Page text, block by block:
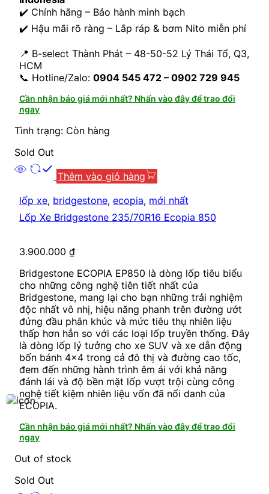
✔️ Chính hãng – Bảo hành minh bạch
✔️ Hậu mãi rõ ràng – Lắp ráp & bơm Nito miễn phí
📍 B-select Thành Phát – 48-50-52 Lý Thái Tổ, Q3,
HCM
📞 Hotline/Zalo: 0904 545 472 – 0902 729 945
Cần nhận báo giá mới nhất? Nhấn vào đây để trao đổi
ngay
Tình trạng: Còn hàng
Sold Out
Thêm vào giỏ hàng
lốp xe, bridgestone, ecopia, mới nhất
Lốp Xe Bridgestone 235/70R16 Ecopia 850
3.900.000 ₫
Bridgestone ECOPIA EP850 là dòng lốp tiêu biểu
cho những công nghệ tiên tiết nhất của
Bridgestone, mang lại cho bạn những trải nghiệm
độc nhất vô nhị, hiệu năng phanh trên đường ướt
đứng đầu phân khúc và mức tiêu thụ nhiên liệu
thấp hơn hẳn so với các loại lốp truyền thống. Đây
là dòng lốp lý tưởng cho xe SUV và xe dẫn động
bốn bánh 4×4 trong cả đô thị và đường cao tốc,
đem đến những hành trình êm ái với khả năng
đánh lái và độ bền mặt lốp vượt trội cùng công
nghệ tiết kiệm nhiên liệu vốn đã nổi danh của
ECOPIA.
Cần nhận báo giá mới nhất? Nhấn vào đây để trao đổi
ngay
Out of stock
Sold Out